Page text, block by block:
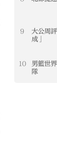
9
大公周
成」
10
男籃世
隊